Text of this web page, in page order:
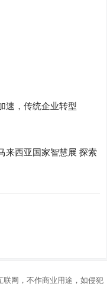
速，传统企业转型
来西亚国家智慧展 探索
网，不作商业用途，如侵犯